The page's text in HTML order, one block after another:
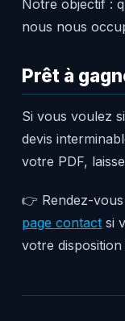
Notre objectif :
nous nous
Prêt à
Si vous voulez
devis
votre PDF,
👉 Rendez-
page contact si
votre